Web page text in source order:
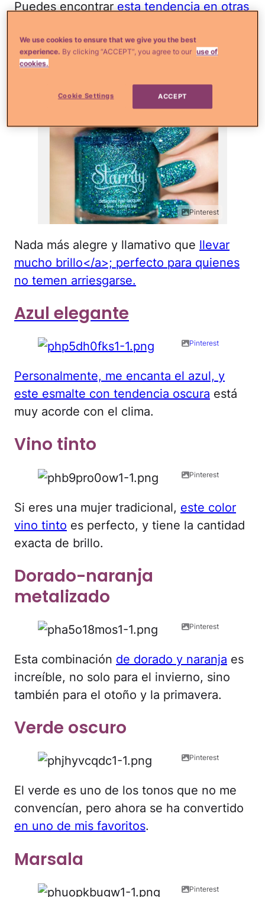
Puedes encontraresta tendencia en otras
Verde resplandeciente
Pinterest
Nada más alegre y llamativo que llevar
mucho brillo</a>; perfecto para quienes
no temen arriesgarse.
Azul elegante
Pinterest
Personalmente, me encanta el azul, y
este esmalte con tendencia oscura está
muy acorde con el clima.
Vino tinto
Pinterest
Si eres una mujer tradicional, este color
vino tinto es perfecto, y tiene la cantidad
exacta de brillo.
Dorado-naranja
metalizado
Pinterest
Esta combinación de dorado y naranja es
increíble, no solo para el invierno, sino
también para el otoño y la primavera.
Verde oscuro
Pinterest
El verde es uno de los tonos que no me
convencían, pero ahora se ha convertido
en uno de mis favoritos.
Marsala
Pinterest
We use cookies to ensure that we give you the best
experience. By clicking “ACCEPT”, you agree to our use of
cookies.
Cookie Settings ACCEPT